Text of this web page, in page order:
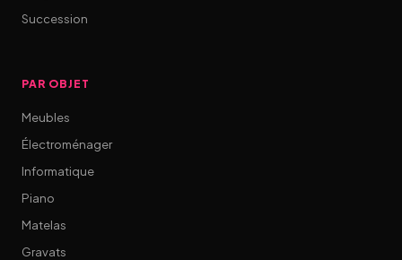
Succession
PAR OBJET
Meubles
Électroménager
Informatique
Piano
Matelas
Gravats